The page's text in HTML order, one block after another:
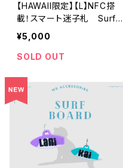
【HAWAII限定】【L】NFC搭
載！スマート迷子札 Surf
Fin
¥5,000
SOLD OUT